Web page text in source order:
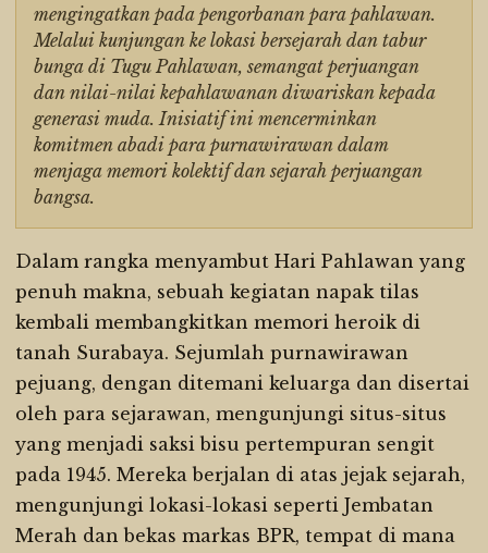
mengingatkan pada pengorbanan para pahlawan.
Melalui kunjungan ke lokasi bersejarah dan tabur
bunga di Tugu Pahlawan, semangat perjuangan
dan nilai-nilai kepahlawanan diwariskan kepada
generasi muda. Inisiatif ini mencerminkan
komitmen abadi para purnawirawan dalam
menjaga memori kolektif dan sejarah perjuangan
bangsa.
Dalam rangka menyambut Hari Pahlawan yang
penuh makna, sebuah kegiatan napak tilas
kembali membangkitkan memori heroik di
tanah Surabaya. Sejumlah purnawirawan
pejuang, dengan ditemani keluarga dan disertai
oleh para sejarawan, mengunjungi situs-situs
yang menjadi saksi bisu pertempuran sengit
pada 1945. Mereka berjalan di atas jejak sejarah,
mengunjungi lokasi-lokasi seperti Jembatan
Merah dan bekas markas BPR, tempat di mana